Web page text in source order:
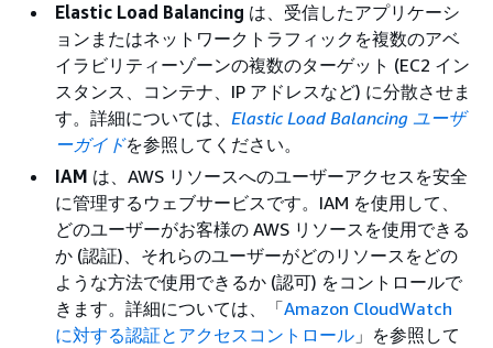
Elastic Load Balancing は、受信したアプリケーシ
ョンまたはネットワークトラフィックを複数のアベ
イラビリティーゾーンの複数のターゲット (EC2 イン
スタンス、コンテナ、IP アドレスなど) に分散させま
す。詳細については、 Elastic Load Balancing ユーザ
ーガイドを参照してください。
IAM は、AWS リソースへのユーザーアクセスを安全
に管理するウェブサービスです。IAM を使用して、
どのユーザーがお客様の AWS リソースを使用できる
か (認証)、それらのユーザーがどのリソースをどの
ような方法で使用できるか (認可) をコントロールで
きます。詳細については、「Amazon CloudWatch
に対する認証とアクセスコントロール 」を参照して